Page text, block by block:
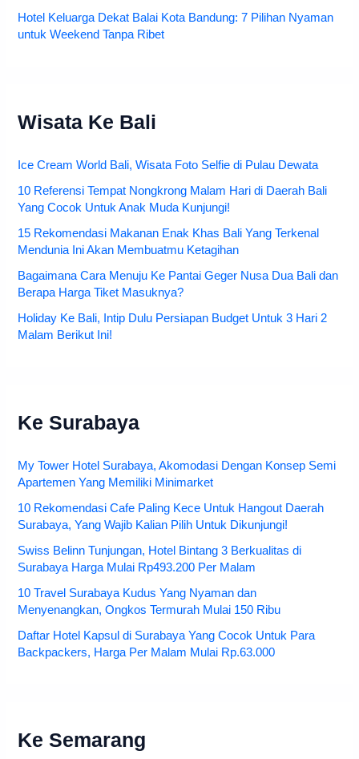
Hotel Keluarga Dekat Balai Kota Bandung: 7 Pilihan Nyaman
untuk Weekend Tanpa Ribet
Wisata Ke Bali
Ice Cream World Bali, Wisata Foto Selfie di Pulau Dewata
10 Referensi Tempat Nongkrong Malam Hari di Daerah Bali
Yang Cocok Untuk Anak Muda Kunjungi!
15 Rekomendasi Makanan Enak Khas Bali Yang Terkenal
Mendunia Ini Akan Membuatmu Ketagihan
Bagaimana Cara Menuju Ke Pantai Geger Nusa Dua Bali dan
Berapa Harga Tiket Masuknya?
Holiday Ke Bali, Intip Dulu Persiapan Budget Untuk 3 Hari 2
Malam Berikut Ini!
Ke Surabaya
My Tower Hotel Surabaya, Akomodasi Dengan Konsep Semi
Apartemen Yang Memiliki Minimarket
10 Rekomendasi Cafe Paling Kece Untuk Hangout Daerah
Surabaya, Yang Wajib Kalian Pilih Untuk Dikunjungi!
Swiss Belinn Tunjungan, Hotel Bintang 3 Berkualitas di
Surabaya Harga Mulai Rp493.200 Per Malam
10 Travel Surabaya Kudus Yang Nyaman dan
Menyenangkan, Ongkos Termurah Mulai 150 Ribu
Daftar Hotel Kapsul di Surabaya Yang Cocok Untuk Para
Backpackers, Harga Per Malam Mulai Rp.63.000
Ke Semarang